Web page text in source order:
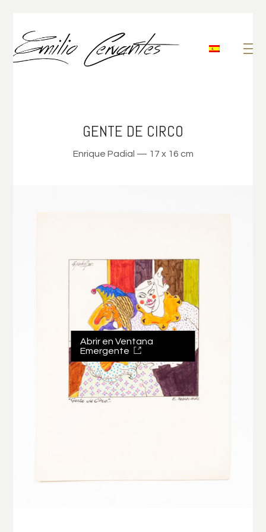
GENTE DE CIRCO
Enrique Padial — 17 x 16 cm
Abrir en Ventana
Emergente